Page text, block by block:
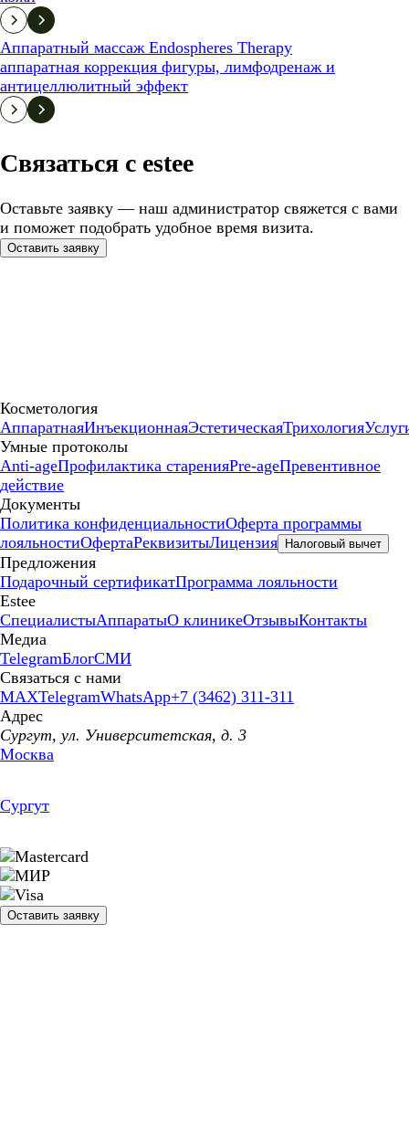
Аппаратный массаж Endospheres Therapy
аппаратная коррекция фигуры, лимфодренаж и
антицеллюлитный эффект
Связаться с estee
Оставьте заявку — наш администратор свяжется с вами
и поможет подобрать удобное время визита.
Оставить заявку
Косметология
АппаратнаяИнъекционнаяЭстетическаяТрихология
Умные протоколы
Anti-ageПрофилактика старенияPre-ageПревентивное
действие
Документы
Политика конфиденциальностиОферта программы
лояльностиОфертаРеквизитыЛицензия Налоговый вычет
Предложения
Подарочный сертификатПрограмма лояльности
Estee
СпециалистыАппаратыО клиникеОтзывыКонтакты
Медиа
TelegramБлогСМИ
Связаться с нами
MAXTelegramWhatsApp+7 (3462) 311-311
Адрес
Сургут, ул. Университетская, д. 3
Москва
Сургут
Оставить заявку